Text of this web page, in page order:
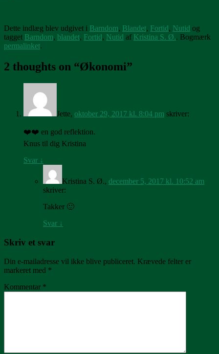
Dette indlæg blev udgivet i Barndom, Blandet, Fortid , Nutid og
tagget Barndom, blandet, Fortid , Nutid af Kristina S. Ø.. Bogmærk
permalinket.
2 thoughts on “Økonomi”
Jette, oktober 29, 2017 kl. 8:04 pm skriver:
❤️❤️ en god reflektion.
Knus til dig Kristina
Svar ↓
Kristina S. Ø., december 5, 2017 kl. 10:52 am
skriver:
Takker 🙂
Svar ↓
Skriv et svar
Din e-mailadresse vil ikke blive publiceret. Krævede felter er
markeret med *
Kommentar *